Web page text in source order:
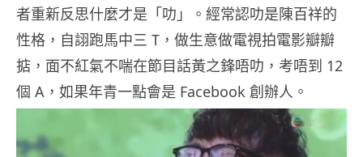
者重新反思什麼才是「叻」。經常認叻是陳百祥的
性格，自詡跑馬中三 T，做生意做電視拍電影瓣瓣
掂，面不紅氣不喘在節目話黃之鋒唔叻，考唔到 12
個 A，如果年青一點會是 Facebook 創辦人。